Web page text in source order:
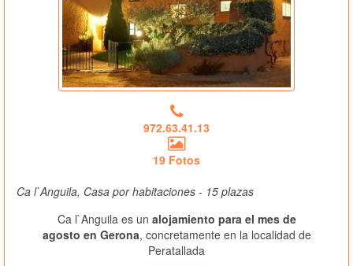
972.63.41.13
19 Fotos
Ca l`Anguila, Casa por habitaciones - 15 plazas
Ca l`Anguila es un alojamiento para el mes de
agosto en Gerona, concretamente en la localidad de
Peratallada